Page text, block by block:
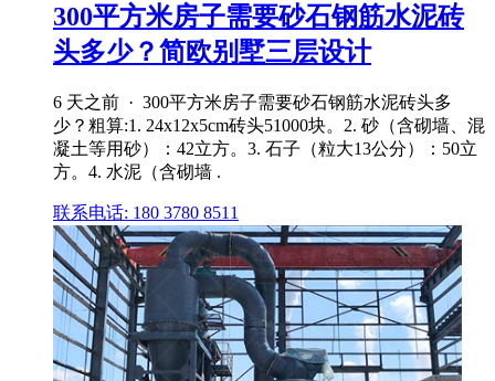
300平方米房子需要砂石钢筋水泥砖
头多少？简欧别墅三层设计
6 天之前 · 300平方米房子需要砂石钢筋水泥砖头多
少？粗算:1. 24x12x5cm砖头51000块。2. 砂（含砌墙、混
凝土等用砂）：42立方。3. 石子（粒大13公分）：50立
方。4. 水泥（含砌墙 .
联系电话: 180 3780 8511